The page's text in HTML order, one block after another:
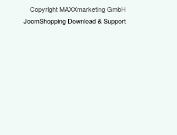
Copyright MAXXmarketing GmbH
JoomShopping Download & Support